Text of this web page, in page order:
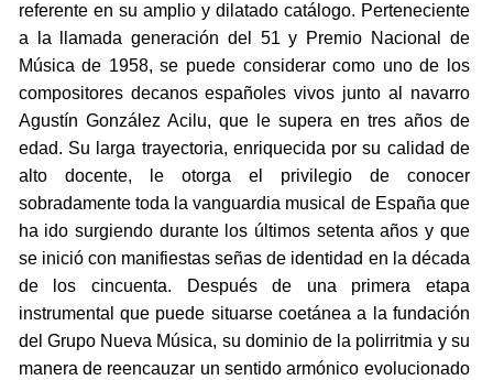
referente en su amplio y dilatado catálogo. Perteneciente
a la llamada generación del 51 y Premio Nacional de
Música de 1958, se puede considerar como uno de los
compositores decanos españoles vivos junto al navarro
Agustín González Acilu, que le supera en tres años de
edad. Su larga trayectoria, enriquecida por su calidad de
alto docente, le otorga el privilegio de conocer
sobradamente toda la vanguardia musical de España que
ha ido surgiendo durante los últimos setenta años y que
se inició con manifiestas señas de identidad en la década
de los cincuenta. Después de una primera etapa
instrumental que puede situarse coetánea a la fundación
del Grupo Nueva Música, su dominio de la polirritmia y su
manera de reencauzar un sentido armónico evolucionado